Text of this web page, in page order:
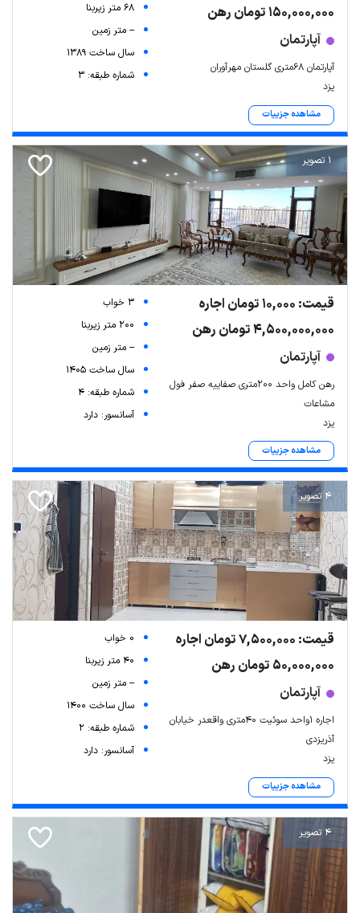
150,000,000 تومان رهن
آپارتمان
آپارتمان 68متری گلستان مهرآوران
یزد
مشاهده جزییات
68 متر زیربنا
-- متر زمین
سال ساخت 1389
شماره طبقه: 3
1 تصویر
قیمت: 10,000 تومان اجاره
4,500,000,000 تومان رهن
آپارتمان
رهن کامل واحد ۲۰۰متری صفاییه صفر فول
مشاعات
یزد
مشاهده جزییات
3 خواب
200 متر زیربنا
-- متر زمین
سال ساخت 1405
شماره طبقه: 4
آسانسور: دارد
4 تصویر
قیمت: 7,500,000 تومان اجاره
50,000,000 تومان رهن
آپارتمان
اجاره 1واحد سوئیت 40متری واقعدر خیابان
آذریزدی
یزد
مشاهده جزییات
0 خواب
40 متر زیربنا
-- متر زمین
سال ساخت 1400
شماره طبقه: 2
آسانسور: دارد
4 تصویر